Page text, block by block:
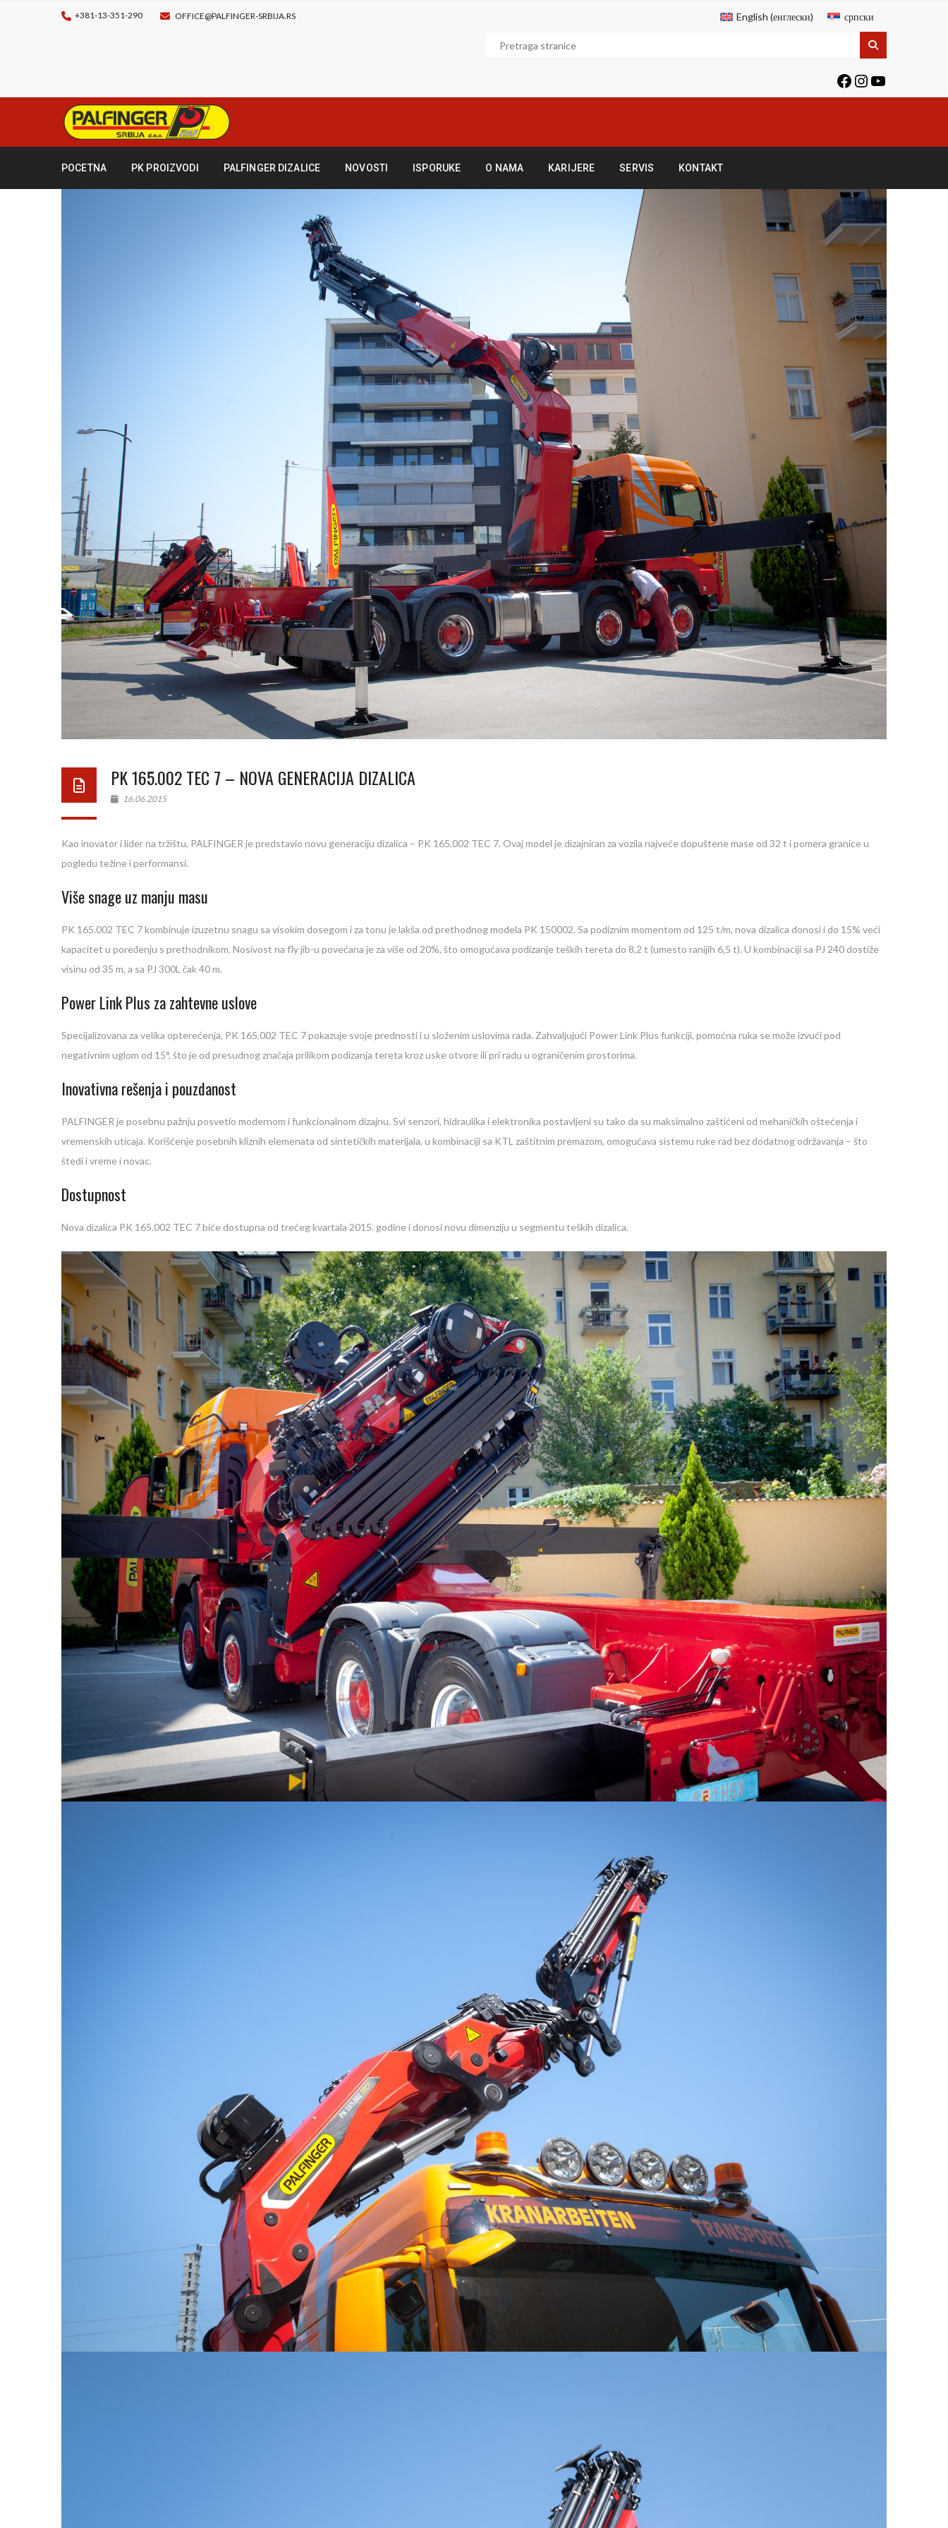
+381-13-351-290 OFFICE@PALFINGER-SRBIJA.RS English (енглески) српски
POCETNA PK PROIZVODI PALFINGER DIZALICE NOVOSTI ISPORUKE O NAMA KARIJERE SERVIS KONTAKT
PK 165.002 TEC 7 – NOVA GENERACIJA DIZALICA
16.06.2015
Kao inovator i lider na tržištu, PALFINGER je predstavio novu generaciju dizalica – PK 165.002 TEC 7. Ovaj model je dizajniran za vozila najveće dopuštene mase od 32 t i pomera granice u
pogledu težine i performansi.
Više snage uz manju masu
PK 165.002 TEC 7 kombinuje izuzetnu snagu sa visokim dosegom i za tonu je lakša od prethodnog modela PK 150002. Sa podiznim momentom od 125 t/m, nova dizalica donosi i do 15% veći
kapacitet u poređenju s prethodnikom. Nosivost na fly jib-u povećana je za više od 20%, što omogućava podizanje teških tereta do 8,2 t (umesto ranijih 6,5 t). U kombinaciji sa PJ 240 dostiže
visinu od 35 m, a sa PJ 300L čak 40 m.
Power Link Plus za zahtevne uslove
Specijalizovana za velika opterećenja, PK 165.002 TEC 7 pokazuje svoje prednosti i u složenim uslovima rada. Zahvaljujući Power Link Plus funkciji, pomoćna ruka se može izvući pod
negativnim uglom od 15°, što je od presudnog značaja prilikom podizanja tereta kroz uske otvore ili pri radu u ograničenim prostorima.
Inovativna rešenja i pouzdanost
PALFINGER je posebnu pažnju posvetio modernom i funkcionalnom dizajnu. Svi senzori, hidraulika i elektronika postavljeni su tako da su maksimalno zaštićeni od mehaničkih oštećenja i
vremenskih uticaja. Korišćenje posebnih kliznih elemenata od sintetičkih materijala, u kombinaciji sa KTL zaštitnim premazom, omogućava sistemu ruke rad bez dodatnog održavanja – što
štedi i vreme i novac.
Dostupnost
Nova dizalica PK 165.002 TEC 7 biće dostupna od trećeg kvartala 2015. godine i donosi novu dimenziju u segmentu teških dizalica.